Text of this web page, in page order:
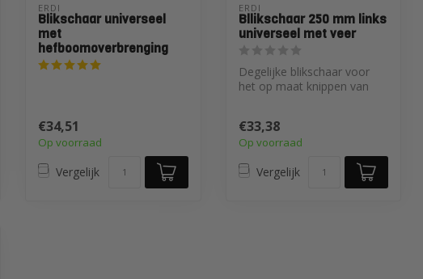
ERDI
Blikschaar universeel
met
hefboomoverbrenging
€34,51
Op voorraad
Vergelijk
ERDI
Bllikschaar 250 mm links
universeel met veer
Degelijke blikschaar voor
het op maat knippen van
€33,38
Op voorraad
Vergelijk